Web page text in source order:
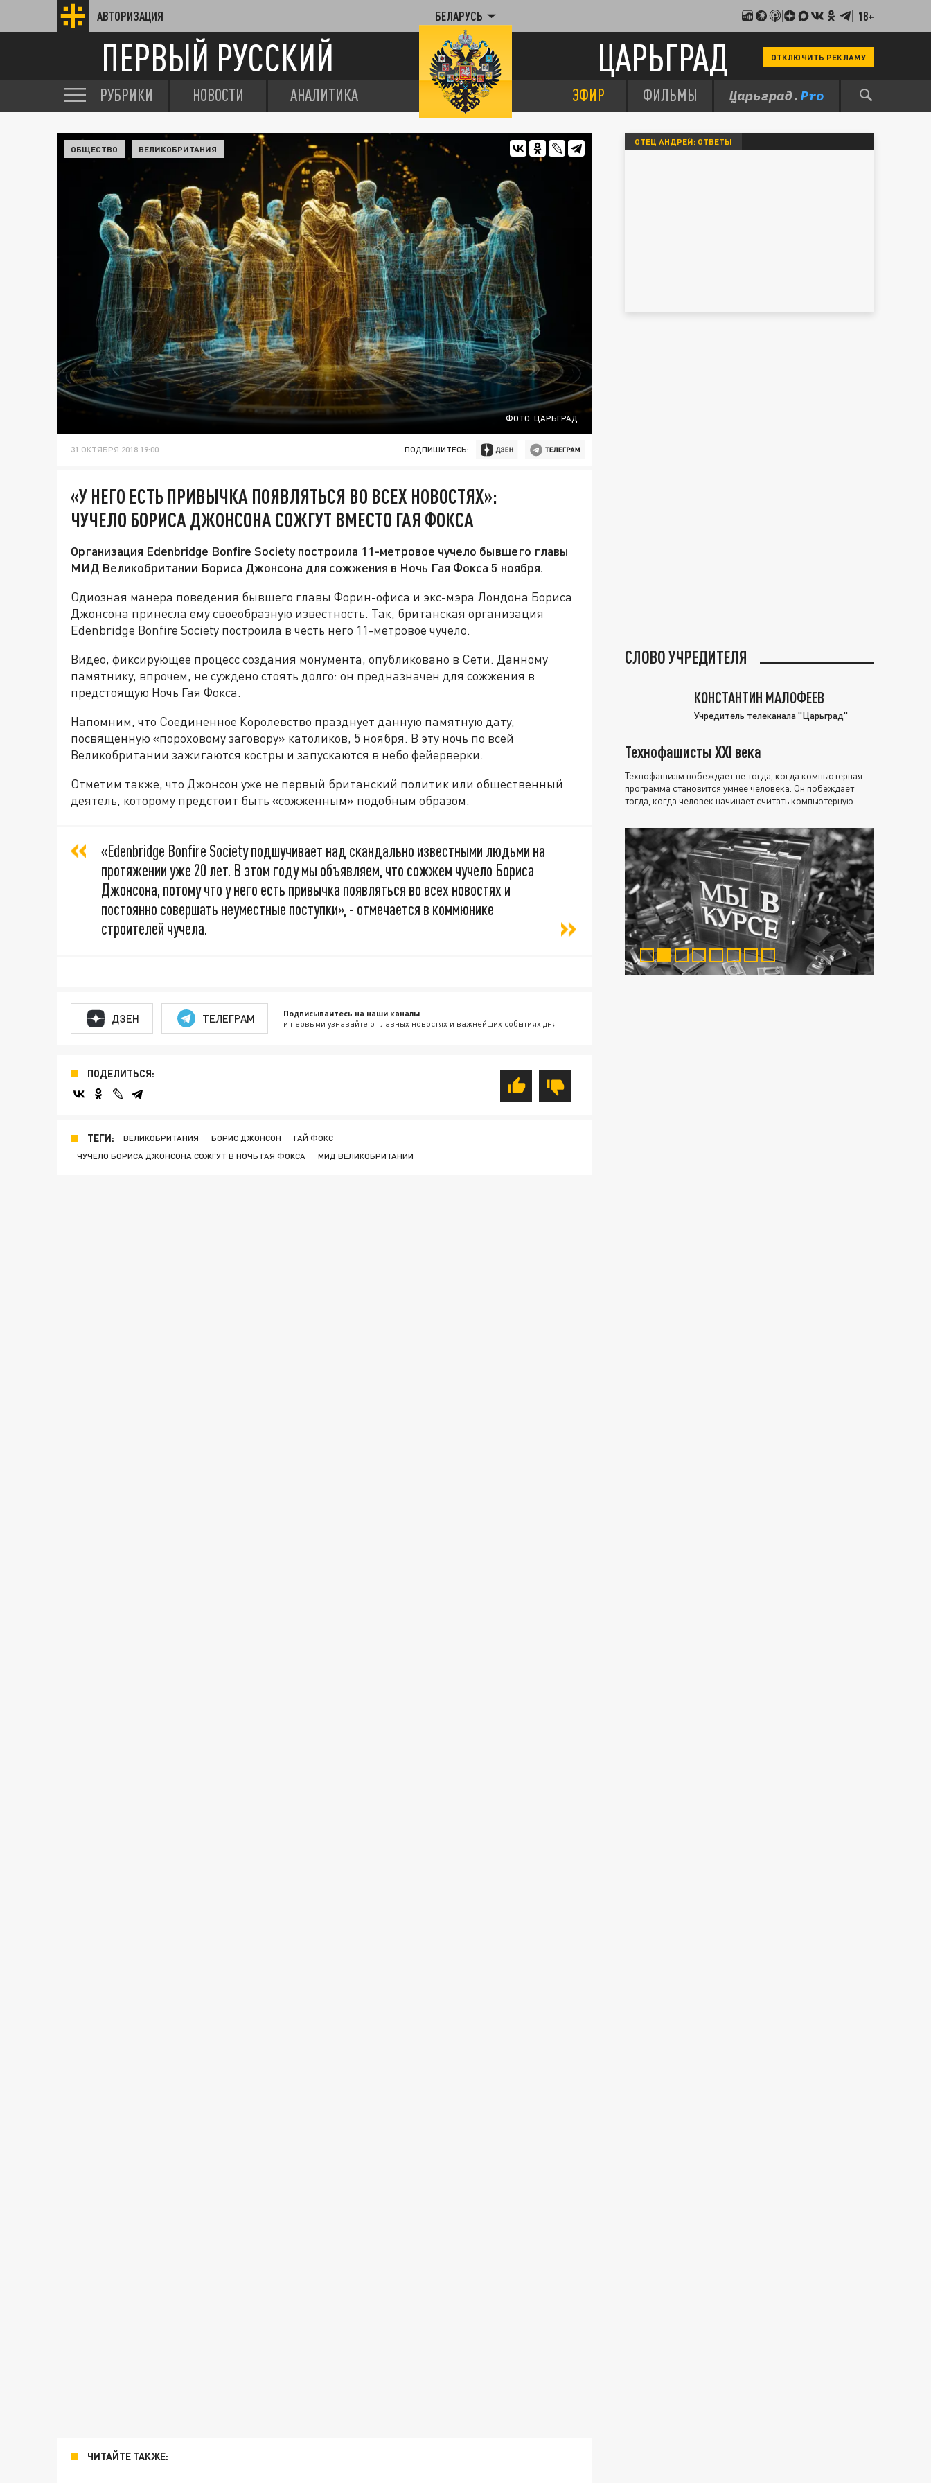
АВТОРИЗАЦИЯ БЕЛАРУСЬ 18+
ПЕРВЫЙ РУССКИЙ ЦАРЬГРАД ОТКЛЮЧИТЬ РЕКЛАМУ
РУБРИКИ НОВОСТИ АНАЛИТИКА ЭФИР ФИЛЬМЫ
ФОТО: ЦАРЬГРАД
ОБЩЕСТВО ВЕЛИКОБРИТАНИЯ
31 ОКТЯБРЯ 2018 19:00 ПОДПИШИТЕСЬ:
«У НЕГО ЕСТЬ ПРИВЫЧКА ПОЯВЛЯТЬСЯ ВО ВСЕХ НОВОСТЯХ»:
ЧУЧЕЛО БОРИСА ДЖОНСОНА СОЖГУТ ВМЕСТО ГАЯ ФОКСА
Организация Edenbridge Bonfire Society построила 11-метровое чучело бывшего главы
МИД Великобритании Бориса Джонсона для сожжения в Ночь Гая Фокса 5 ноября.
Одиозная манера поведения бывшего главы Форин-офиса и экс-мэра Лондона Бориса
Джонсона принесла ему своеобразную известность. Так, британская организация
Edenbridge Bonfire Society построила в честь него 11-метровое чучело.
Видео, фиксирующее процесс создания монумента, опубликовано в Сети. Данному
памятнику, впрочем, не суждено стоять долго: он предназначен для сожжения в
предстоящую Ночь Гая Фокса.
Напомним, что Соединенное Королевство празднует данную памятную дату,
посвященную «пороховому заговору» католиков, 5 ноября. В эту ночь по всей
Великобритании зажигаются костры и запускаются в небо фейерверки.
Отметим также, что Джонсон уже не первый британский политик или общественный
деятель, которому предстоит быть «сожженным» подобным образом.
«Edenbridge Bonfire Society подшучивает над скандально известными людьми на
протяжении уже 20 лет. В этом году мы объявляем, что сожжем чучело Бориса
Джонсона, потому что у него есть привычка появляться во всех новостях и
постоянно совершать неуместные поступки», - отмечается в коммюнике
строителей чучела.
ДЗЕН ТЕЛЕГРАМ Подписывайтесь на наши каналы
и первыми узнавайте о главных новостях и важнейших событиях дня.
ПОДЕЛИТЬСЯ:
ТЕГИ: ВЕЛИКОБРИТАНИЯ БОРИС ДЖОНСОН
ГАЙ ФОКС
ЧУЧЕЛО БОРИСА ДЖОНСОНА СОЖГУТ В НОЧЬ ГАЯ ФОКСА
МИД ВЕЛИКОБРИТАНИИ
ЧИТАЙТЕ ТАКЖЕ:
ОТЕЦ АНДРЕЙ: ОТВЕТЫ
СЛОВО УЧРЕДИТЕЛЯ
КОНСТАНТИН МАЛОФЕЕВ
Учредитель телеканала "Царьград"
Технофашисты XXI века
Технофашизм побеждает не тогда, когда компьютерная
программа становится умнее человека. Он побеждает
тогда, когда человек начинает считать компьютерную